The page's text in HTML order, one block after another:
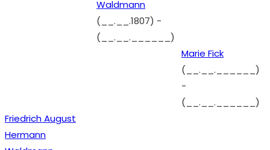
Waldmann
(__.__.1807) -
(__.__.______)
Marie Fick
(__.__.______)
-
(__.__.______)
Friedrich August
Hermann